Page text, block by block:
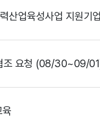
산업육성사업 지원기
조 요청 (08/30~09/